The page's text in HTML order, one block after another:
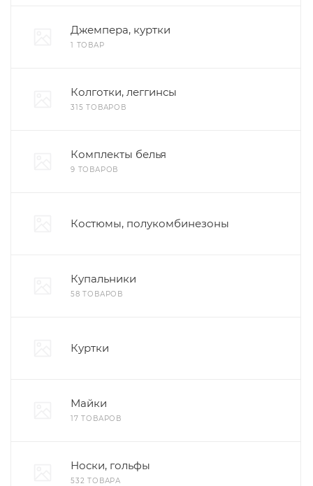
Джемпера, куртки
1 ТОВАР
Колготки, леггинсы
315 ТОВАРОВ
Комплекты белья
9 ТОВАРОВ
Костюмы, полукомбинезоны
Купальники
58 ТОВАРОВ
Куртки
Майки
17 ТОВАРОВ
Носки, гольфы
532 ТОВАРА